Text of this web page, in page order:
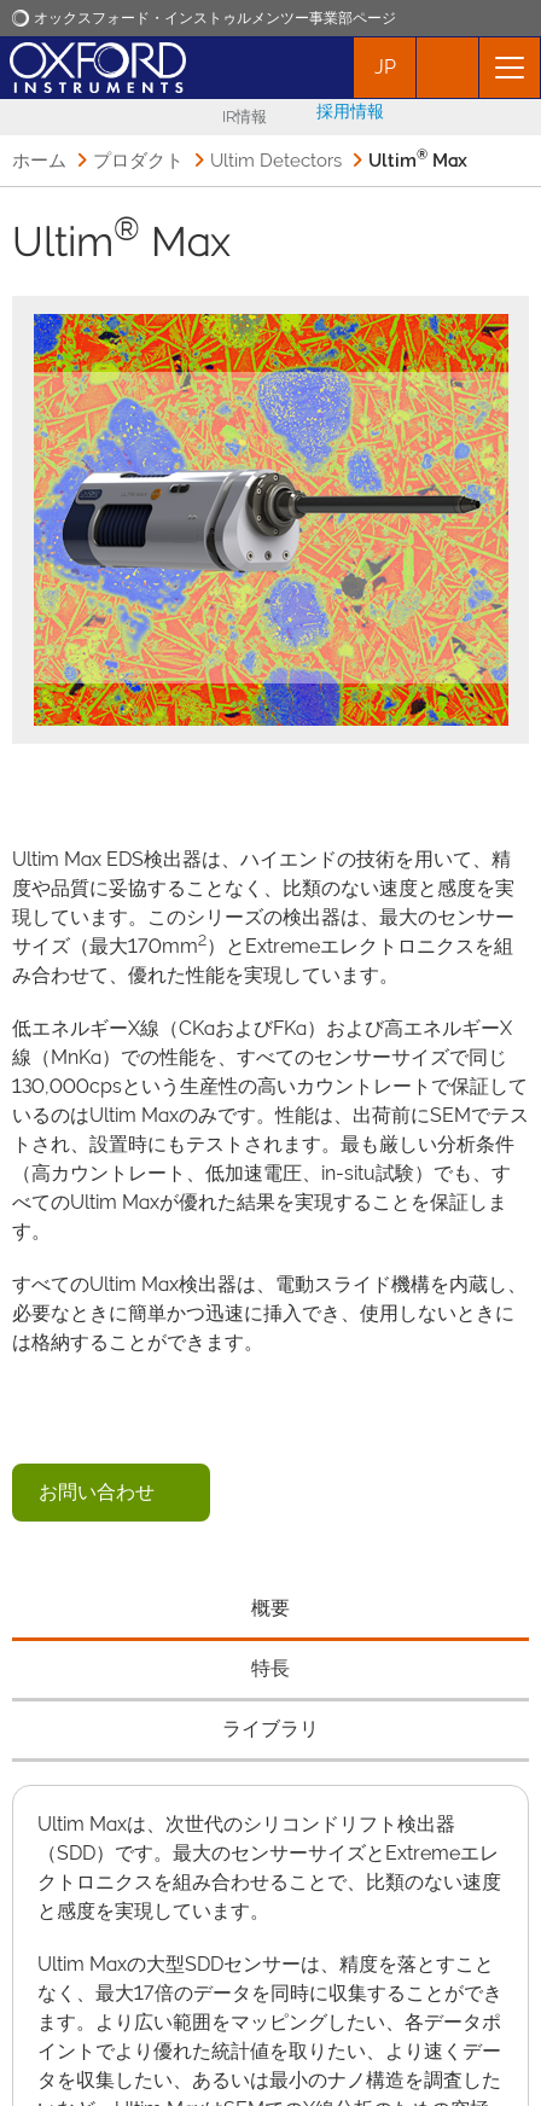
オックスフォード・インストゥルメンツー事業部ページ
オックスフォード・インストゥルメンツ
イベント
お問い合わせ
JP
IR情報 採用情報
ホーム プロダクト Ultim Detectors Ultim® Max
Ultim® Max
Ultim Max EDS検出器は、ハイエンドの技術を用いて、精
度や品質に妥協することなく、比類のない速度と感度を実
現しています。このシリーズの検出器は、最大のセンサー
サイズ（最大170mm2）とExtremeエレクトロニクスを組
み合わせて、優れた性能を実現しています。
低エネルギーX線（CKaおよびFKa）および高エネルギーX
線（MnKa）での性能を、すべてのセンサーサイズで同じ
130,000cpsという生産性の高いカウントレートで保証して
いるのはUltim Maxのみです。性能は、出荷前にSEMでテス
トされ、設置時にもテストされます。最も厳しい分析条件
（高カウントレート、低加速電圧、in-situ試験）でも、す
べてのUltim Maxが優れた結果を実現することを保証しま
す。
すべてのUltim Max検出器は、電動スライド機構を内蔵し、
必要なときに簡単かつ迅速に挿入でき、使用しないときに
は格納することができます。
お問い合わせ
概要
特長
ライブラリ
Ultim Maxは、次世代のシリコンドリフト検出器
（SDD）です。最大のセンサーサイズとExtremeエレ
クトロニクスを組み合わせることで、比類のない速度
と感度を実現しています。
Ultim Maxの大型SDDセンサーは、精度を落とすこと
なく、最大17倍のデータを同時に収集することができ
ます。より広い範囲をマッピングしたい、各データポ
イントでより優れた統計値を取りたい、より速くデー
タを収集したい、あるいは最小のナノ構造を調査した